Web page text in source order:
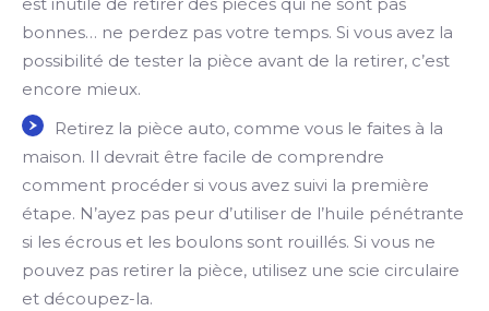
bonnes… ne perdez pas votre temps. Si vous avez la
possibilité de tester la pièce avant de la retirer, c’est
encore mieux.
Retirez la pièce auto, comme vous le faites à la
maison. Il devrait être facile de comprendre
comment procéder si vous avez suivi la première
étape. N’ayez pas peur d’utiliser de l’huile pénétrante
si les écrous et les boulons sont rouillés. Si vous ne
pouvez pas retirer la pièce, utilisez une scie circulaire
et découpez-la.